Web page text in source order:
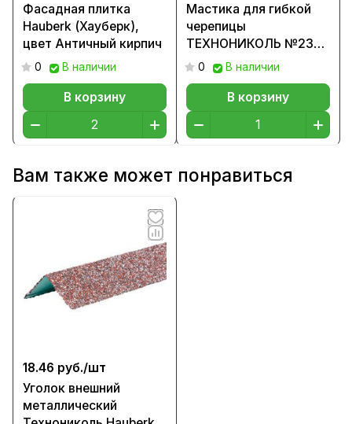
Фасадная плитка
Hauberk (Хауберк),
цвет Античный кирпич
0 В наличии
В корзину
Мастика для гибкой
черепицы
ТЕХНОНИКОЛЬ №23
(Фиксер) 12 кг.
0 В наличии
В корзину
Вам также может понравиться
18.46 руб./шт
Уголок внешний
металлический